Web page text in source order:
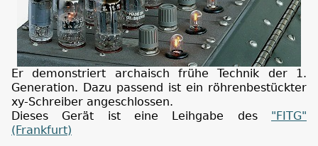
Er demonstriert archaisch frühe Technik der 1.
Generation. Dazu passend ist ein röhrenbestückter
xy-Schreiber angeschlossen.
Dieses Gerät ist eine Leihgabe des "FITG"
(Frankfurt)